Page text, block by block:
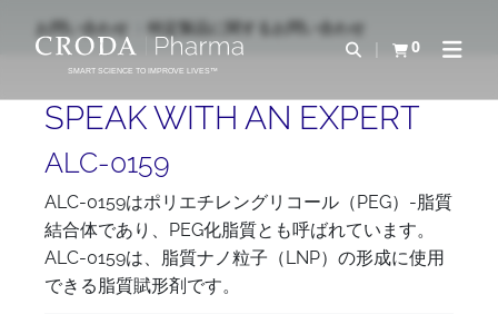
ン
ー
SMART SCIENCE TO IMPROVE LIVES™
検索を開く
0
カートを確認す
ナビ
お問い合わせ 特定製品に関するお問い合わせ
SPEAK WITH AN EXPERT
ALC-0159
ALC-0159はポリエチレングリコール（PEG）-脂質
結合体であり、PEG化脂質とも呼ばれています。
ALC-0159は、脂質ナノ粒子（LNP）の形成に使用
できる脂質賦形剤です。